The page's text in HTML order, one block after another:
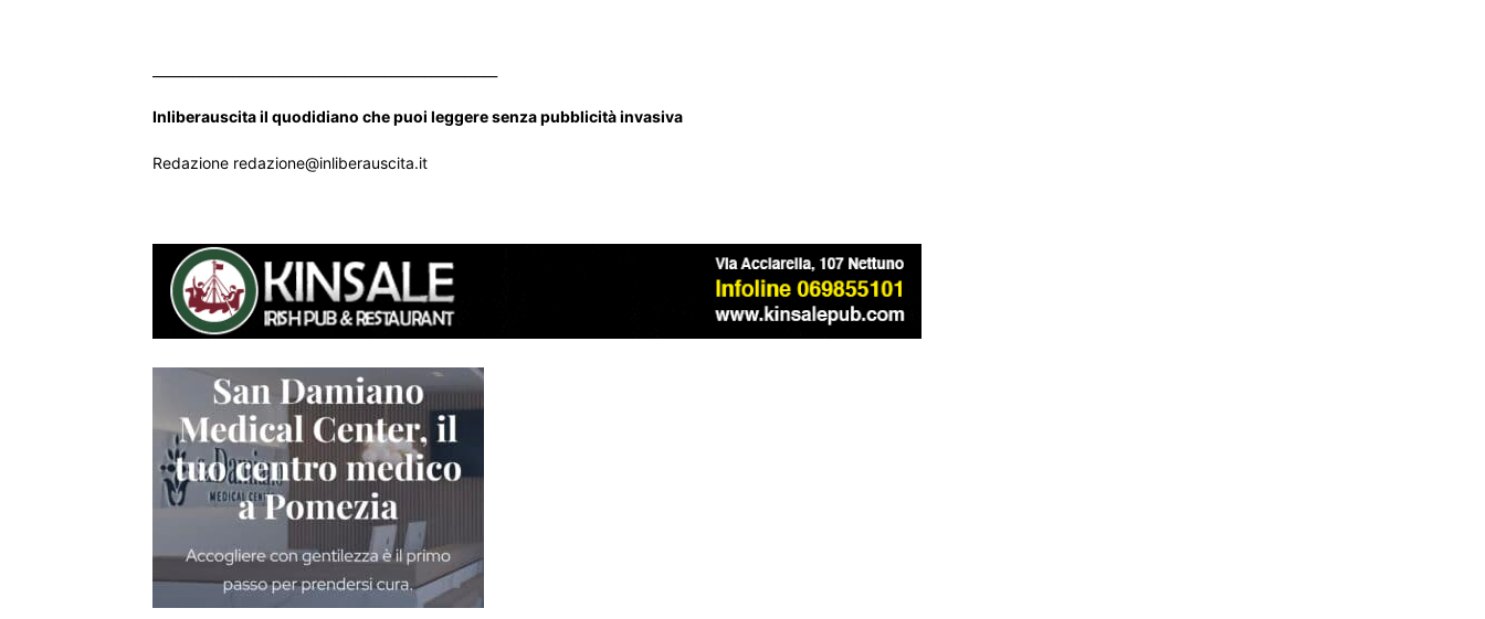
Inliberauscita il quodidiano che puoi leggere senza pubblicità invasiva
Redazione redazione@inliberauscita.it